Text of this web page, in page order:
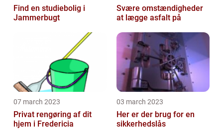
Find en studiebolig i
Jammerbugt
Svære omstændigheder
at lægge asfalt på
07 march 2023
Privat rengøring af dit
hjem i Fredericia
03 march 2023
Her er der brug for en
sikkerhedslås